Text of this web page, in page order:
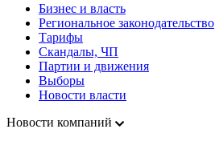
Бизнес и власть
Региональное законодательство
Тарифы
Скандалы, ЧП
Партии и движения
Выборы
Новости власти
Новости компаний